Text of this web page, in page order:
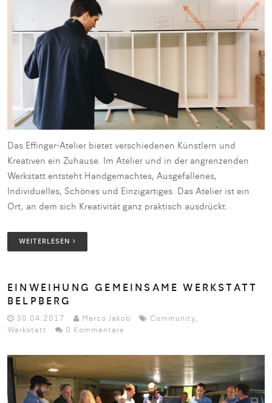
Das Effinger-Atelier bietet verschiedenen Künstlern und
Kreativen ein Zuhause. Im Atelier und in der angrenzenden
Werkstatt entsteht Handgemachtes, Ausgefallenes,
Individuelles, Schönes und Einzigartiges. Das Atelier ist ein
Ort, an dem sich Kreativität ganz praktisch ausdrückt.
WEITERLESEN
EINWEIHUNG GEMEINSAME WERKSTATT
BELPBERG
30.04.2017 Marco Jakob Community,
Werkstatt
0 Kommentare